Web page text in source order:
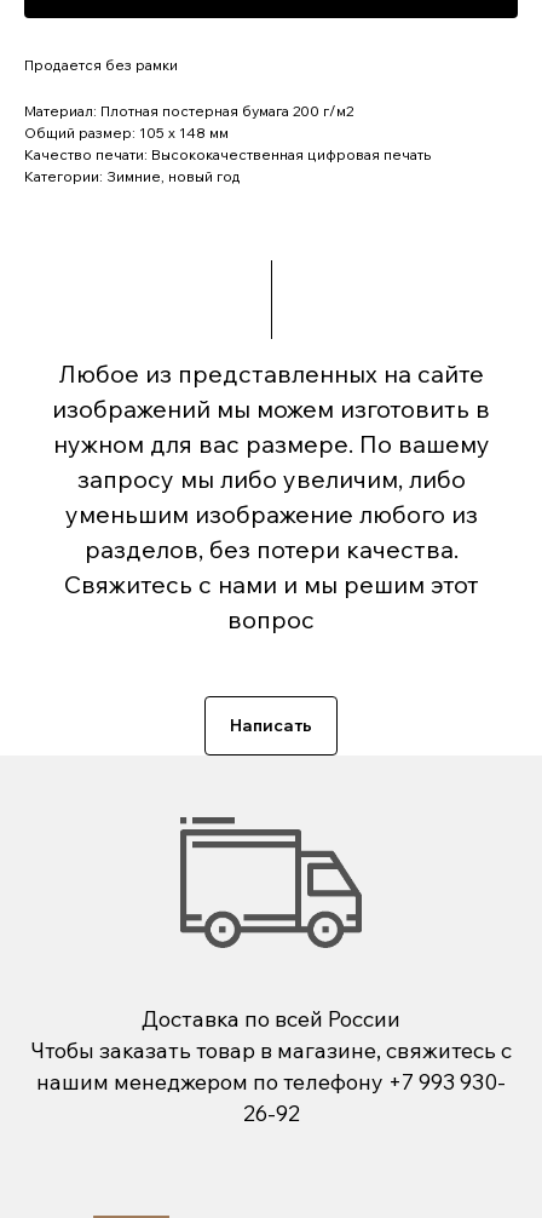
Продается без рамки
Материал: Плотная постерная бумага 200 г/м2
Общий размер: 105 x 148 мм
Качество печати: Высококачественная цифровая печать
Категории: Зимние, новый год
Любое из представленных на сайте
изображений мы можем изготовить в
нужном для вас размере. По вашему
запросу мы либо увеличим, либо
уменьшим изображение любого из
разделов, без потери качества.
Свяжитесь с нами и мы решим этот
вопрос
Написать
Доставка по всей России
Чтобы заказать товар в магазине, свяжитесь с
нашим менеджером по телефону +7 993 930-
26-92